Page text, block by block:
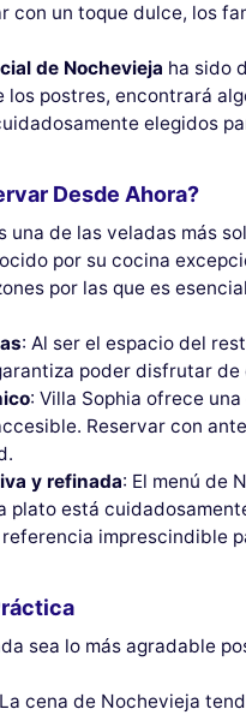
con un toque dulce, los
de Nochevieja ha sido
los postres, encontrará
elegidos
Desde Ahora?
una de las veladas más
por su cocina
por las que es esencial
: Al ser el espacio del
poder disfrutar
: Villa Sophia ofrece
Reservar con
y refinada: El menú de
plato está
referencia imprescindible
sea lo más agradable
cena de Nochevieja